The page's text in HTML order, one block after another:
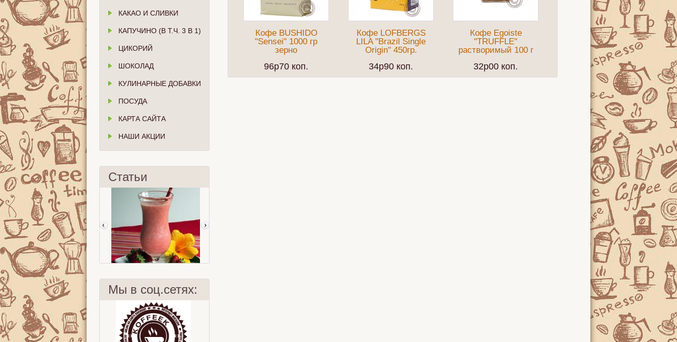
КАКАО И СЛИВКИ
КАПУЧИНО (В Т.Ч. 3 В 1)
ЦИКОРИЙ
ШОКОЛАД
КУЛИНАРНЫЕ ДОБАВКИ
ПОСУДА
КАРТА САЙТА
НАШИ АКЦИИ
Статьи
Ягодный смузи Клубника
Мы в соц.сетях:
Кофе BUSHIDO
"Sensei" 1000 гр
зерно
96p70 коп.
Кофе LOFBERGS
LILA "Brazil Single
Origin" 450гр.
34p90 коп.
Кофе Egoiste
"TRUFFLE"
растворимый 100 г
32p00 коп.
Кофе BUSHIDO
"Sensei" молотый
227г
24p50 коп.